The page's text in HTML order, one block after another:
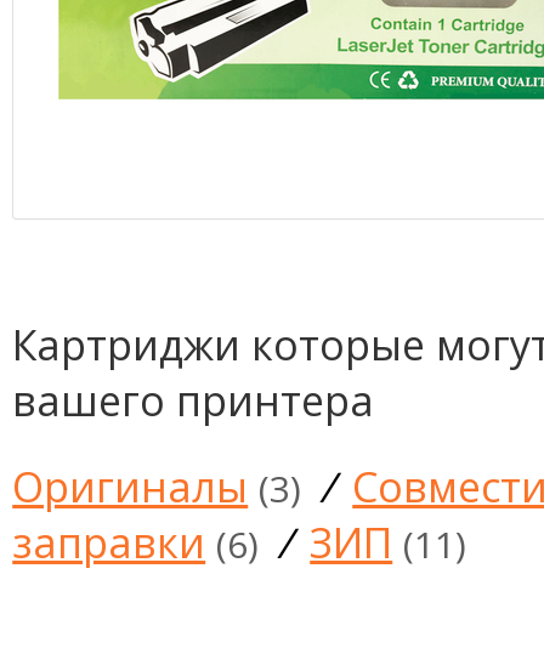
Картриджи которые
вашего принтера
Оригиналы (3) /
заправки (6) / ЗИП (11)